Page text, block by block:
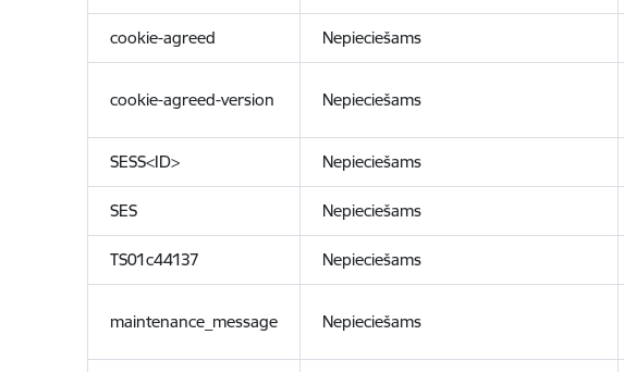
cookie-agreed Nepieciešams
cookie-agreed-version Nepieciešams
SESS<ID> Nepieciešams
SES Nepieciešams
TS01c44137 Nepieciešams
maintenance_message Nepieciešams